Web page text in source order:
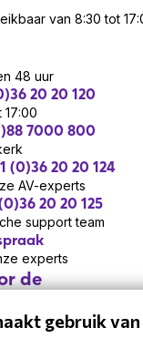
van 8:30 tot
48 uur
20 20 120
17:00
7000 800
(0)36 20 20 124
AV-experts
20 20 125
support team
experts
de
ons laatste
gebruik